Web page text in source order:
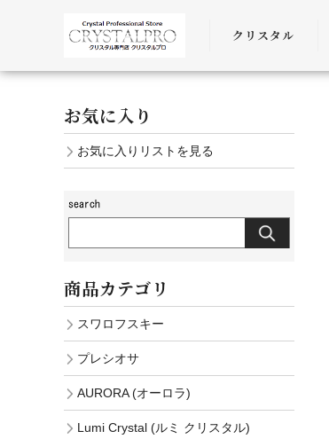
クリスタル
SWAROVSKI
お気に入り
お気に入りリストを見る
商品カテゴリ
スワロフスキー
プレシオサ
AURORA (オーロラ)
Lumi Crystal (ルミ クリスタル)